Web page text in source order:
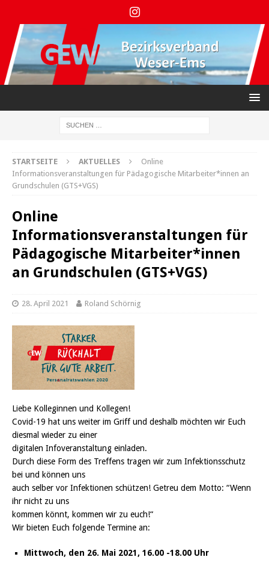
STARTSEITE AKTUELLES
Online
Informationsveranstaltungen für Pädagogische Mitarbeiter*innen an
Grundschulen (GTS+VGS)
Online
Informationsveranstaltungen für
Pädagogische Mitarbeiter*innen
an Grundschulen (GTS+VGS)
28. April 2021 Roland Schörnig
Liebe Kolleginnen und Kollegen!
Covid-19 hat uns weiter im Griff und deshalb möchten wir Euch
diesmal wieder zu einer
digitalen Infoveranstaltung einladen.
Durch diese Form des Treffens tragen wir zum Infektionsschutz
bei und können uns
auch selber vor Infektionen schützen! Getreu dem Motto: “Wenn
ihr nicht zu uns
kommen könnt, kommen wir zu euch!“
Wir bieten Euch folgende Termine an:
Mittwoch, den 26. Mai 2021, 16.00 -18.00 Uhr